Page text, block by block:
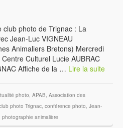
photo de Trignac : La
Jean-Luc VIGNEAU
Animaliers Bretons) Mercredi
Culturel Lucie AUBRAC
Affiche de la … Lire la suite
photo, APAB, Association des
photo Trignac, conférence photo, Jean-
photographie animalière